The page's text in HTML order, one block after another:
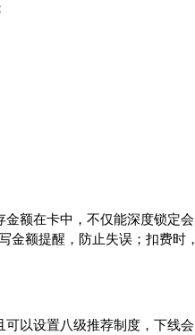
额在卡中，不仅能深度锁定
金额提醒，防止失误；扣费时
以设置八级推荐制度，下线